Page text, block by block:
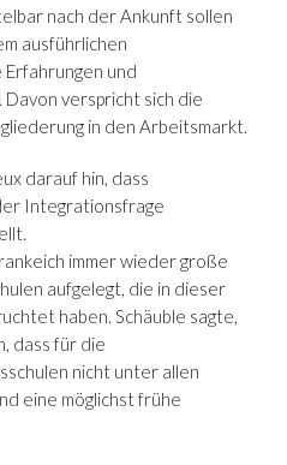
nach der Ankunft sollen
ausführlichen
und
verspricht sich die
in den Arbeitsmarkt.
darauf hin, dass
Integrationsfrage
immer wieder große
aufgelegt, die in dieser
haben. Schäuble sagte,
dass für die
nicht unter allen
eine möglichst frühe